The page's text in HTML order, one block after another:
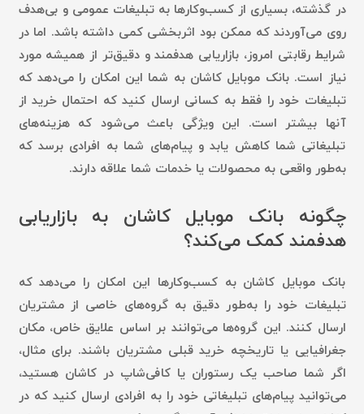
در گذشته، بسیاری از کسب‌وکارها به تبلیغات عمومی و بی‌هدف
روی می‌آوردند که ممکن بود اثربخشی کمی داشته باشد. اما در
شرایط رقابتی امروز، بازاریابی هدفمند و دقیق‌تر از همیشه مورد
نیاز است. بانک موبایل کاشان به شما این امکان را می‌دهد که
تبلیغات خود را فقط به کسانی ارسال کنید که احتمال خرید از
آنها بیشتر است. این ویژگی باعث می‌شود که هزینه‌های
تبلیغاتی شما کاهش یابد و پیام‌های شما به افرادی برسد که
به‌طور واقعی به محصولات یا خدمات شما علاقه دارند.
چگونه بانک موبایل کاشان به بازاریابی
هدفمند کمک می‌کند؟
بانک موبایل کاشان به کسب‌وکارها این امکان را می‌دهد که
تبلیغات خود را به‌طور دقیق به گروه‌های خاصی از مشتریان
ارسال کنند. این گروه‌ها می‌توانند بر اساس علایق خاص، مکان
جغرافیایی یا تاریخچه خرید قبلی مشتریان باشند. برای مثال،
اگر شما صاحب یک رستوران یا کافی‌شاپ در کاشان هستید،
می‌توانید پیام‌های تبلیغاتی خود را به افرادی ارسال کنید که در